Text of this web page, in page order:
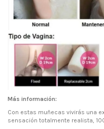
Más información:
Con estas muñecas vivirás una
sensación totalmente realista,